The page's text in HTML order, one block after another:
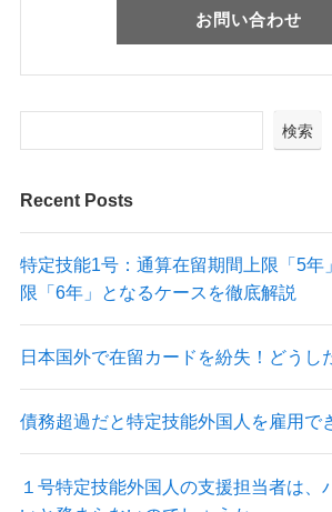
お問い合わせ
検索
Recent Posts
特定技能1号：通算在留期間上限「5年
限「6年」となるケースを徹底解説
日本国外で在留カードを紛失！どうし
債務超過だと特定技能外国人を雇用で
１号特定技能外国人の支援担当者は、